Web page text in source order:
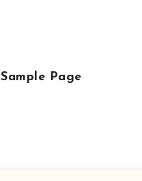
Sample Page